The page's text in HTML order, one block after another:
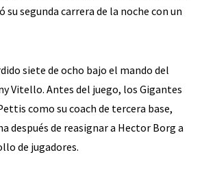
su segunda carrera de la noche con un
siete de ocho bajo el mando del
Vitello. Antes del juego, los Gigantes
como su coach de tercera base,
después de reasignar a Hector Borg a
de jugadores.